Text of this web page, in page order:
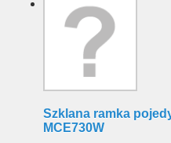
Szklana ramka
MCE730W